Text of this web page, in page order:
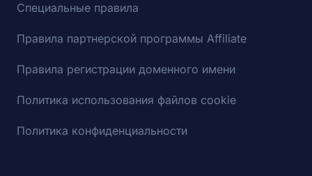
Специальные правила
Правила партнерской программы Affiliate
Правила регистрации доменного имени
Политика использования файлов cookie
Политика конфиденциальности